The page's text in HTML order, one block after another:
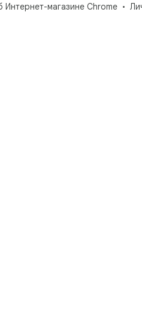
магазине Chrome